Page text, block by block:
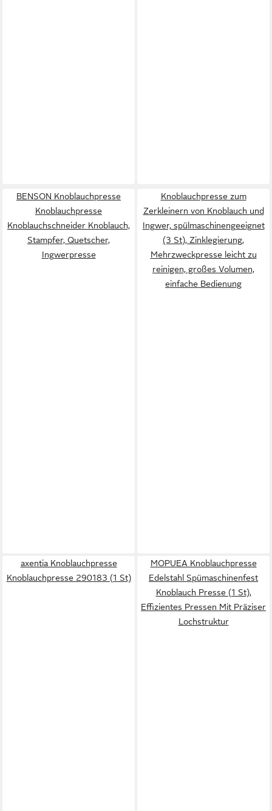
BENSON Knoblauchpresse
Knoblauchpresse
Knoblauchschneider Knoblauch,
Stampfer, Quetscher,
Ingwerpresse
Knoblauchpresse zum
Zerkleinern von Knoblauch und
Ingwer, spülmaschinengeeignet
(3 St), Zinklegierung,
Mehrzweckpresse leicht zu
reinigen, großes Volumen,
einfache Bedienung
axentia Knoblauchpresse
Knoblauchpresse 290183 (1 St)
MOPUEA Knoblauchpresse
Edelstahl Spümaschinenfest
Knoblauch Presse (1 St),
Effizientes Pressen Mit Präziser
Lochstruktur